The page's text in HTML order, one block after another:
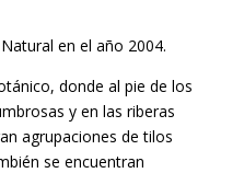
en el año 2004.
donde al pie de los
y en las riberas
agrupaciones de tilos
se encuentran